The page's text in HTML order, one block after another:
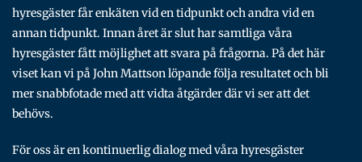
hyresgäster får enkäten vid en tidpunkt och andra vid en
annan tidpunkt. Innan året är slut har samtliga våra
hyresgäster fått möjlighet att svara på frågorna. På det här
viset kan vi på John Mattson löpande följa resultatet och bli
mer snabbfotade med att vidta åtgärder där vi ser att det
behövs.
För oss är en kontinuerlig dialog med våra hyresgäster